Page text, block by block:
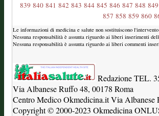
839 840 841 842 843 844 845 846 847 848 849
857 858 859 860
Le informazioni di medicina e salute non sostituiscono
Nessuna responsabilità è assunta riguardo ai liberi inserimenti
Nessuna responsabilità è assunta riguardo ai liberi commenti
Redazione TEL.
Via Albanese Ruffo 48, 00178 Roma
Centro Medico Okmedicina.it Via
Copyright © 2000-2023 Okmedicina